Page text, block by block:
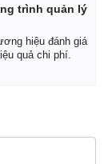
trình quản lý
hiệu đánh giá
quả chi phí.